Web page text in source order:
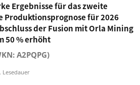
Ergebnisse für das zweite
Produktionsprognose für 2026
der Fusion mit Orla Mining
50 % erhöht
A2PQPG)
Lesedauer